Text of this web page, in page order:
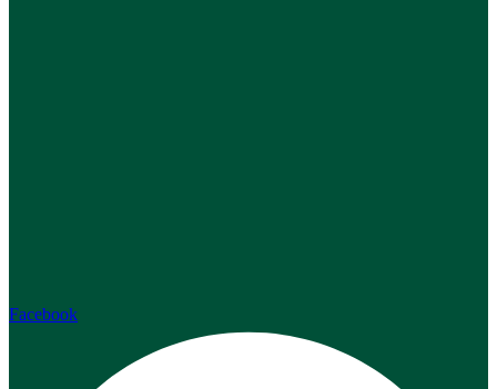
Facebook